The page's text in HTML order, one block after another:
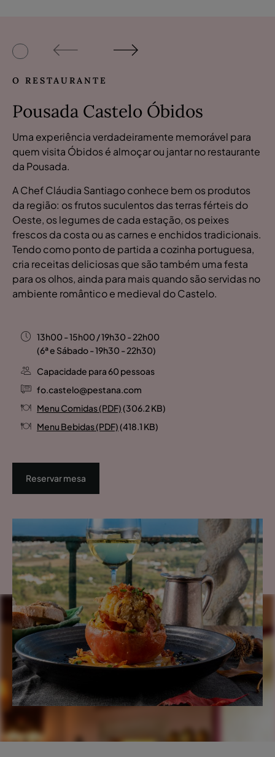
O RESTAURANTE
Pousada Castelo Óbidos
Uma experiência verdadeiramente memorável para
quem visita Óbidos é almoçar ou jantar no restaurante
da Pousada.
A Chef Cláudia Santiago conhece bem os produtos
da região: os frutos suculentos das terras férteis do
Oeste, os legumes de cada estação, os peixes
frescos da costa ou as carnes e enchidos tradicionais.
Tendo como ponto de partida a cozinha portuguesa,
cria receitas deliciosas que são também uma festa
para os olhos, ainda para mais quando são servidas no
ambiente romântico e medieval do Castelo.
13h00 - 15h00 / 19h30 - 22h00
(6ª e Sábado - 19h30 - 22h30)
Capacidade para 60 pessoas
fo.castelo@pestana.com
Menu Comidas (PDF)(306.2 KB)
Menu Bebidas (PDF)(418.1 KB)
Reservar mesa